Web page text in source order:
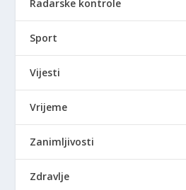
Radarske kontrole
Sport
Vijesti
Vrijeme
Zanimljivosti
Zdravlje